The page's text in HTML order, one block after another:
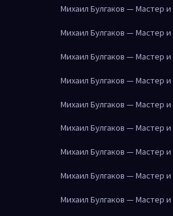
Михаил Булгаков — Мастер и
Михаил Булгаков — Мастер и
Михаил Булгаков — Мастер и
Михаил Булгаков — Мастер и
Михаил Булгаков — Мастер и
Михаил Булгаков — Мастер и
Михаил Булгаков — Мастер и
Михаил Булгаков — Мастер и
Михаил Булгаков — Мастер и